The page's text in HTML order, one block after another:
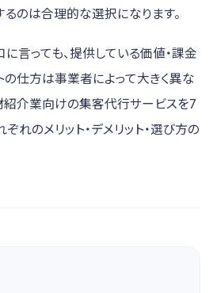
のは合理的な選択になります。
に言っても、提供している価値・課金
の仕方は事業者によって大きく異な
紹介業向けの集客代行サービスを7
れのメリット・デメリット・選び方の